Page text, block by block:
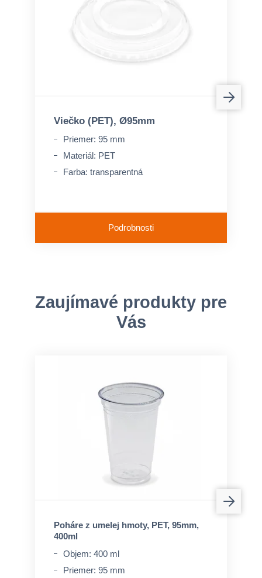
Viečko (PET), Ø95mm
Priemer: 95 mm
Materiál: PET
Farba: transparentná
Podrobnosti
Zaujímavé produkty pre
Vás
Poháre z umelej hmoty, PET, 95mm,
400ml
Objem: 400 ml
Priemer: 95 mm